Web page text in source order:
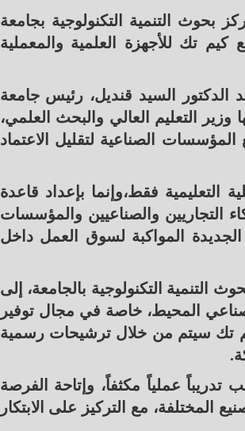
بحوث التنمية التكنولوجية بجامعة
تك للأجهزة العلمية والمعملية
الدكتور السيد قنديل، رئيس جامعة
التعليم العالي والبحث العلمي،
الصناعية لتقليل الاعتماد
فقط،وإنما بإعداد قاعدة
التجاريين والصناعيين والمؤسسات
الجديدة المواكبة لسوق العمل داخل
التنمية التكنولوجية بالجامعة، إلى
المحيط، خاصة في مجال توفير
تك سيتم من خلال ترشيحات رسمية
عملياً مكثفاً، وإتاحة الفرصة
المختلفة، مع التركيز على الابتكار